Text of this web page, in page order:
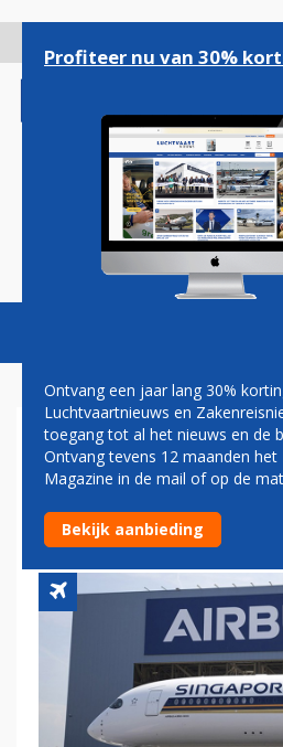
gaan
Magazine Podcasts
AIRBUS
A350-900ULR
SINGAPORE
Profiteer nu van 30%
Ontvang een jaar lang 30%
Luchtvaartnieuws en
toegang tot al het nieuws en de
Ontvang tevens 12 maanden
Magazine in de mail of op de
Bekijk aanbieding